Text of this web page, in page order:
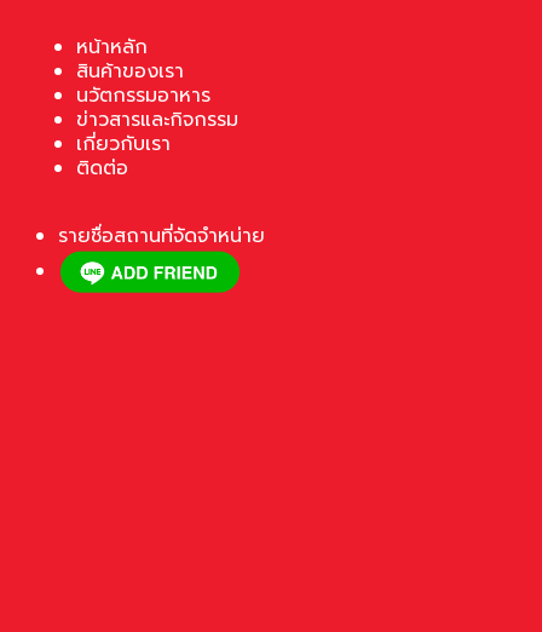
หน้าหลัก
สินค้าของเรา
นวัตกรรมอาหาร
ข่าวสารและกิจกรรม
เกี่ยวกับเรา
ติดต่อ
รายชื่อสถานที่จัดจำหน่าย